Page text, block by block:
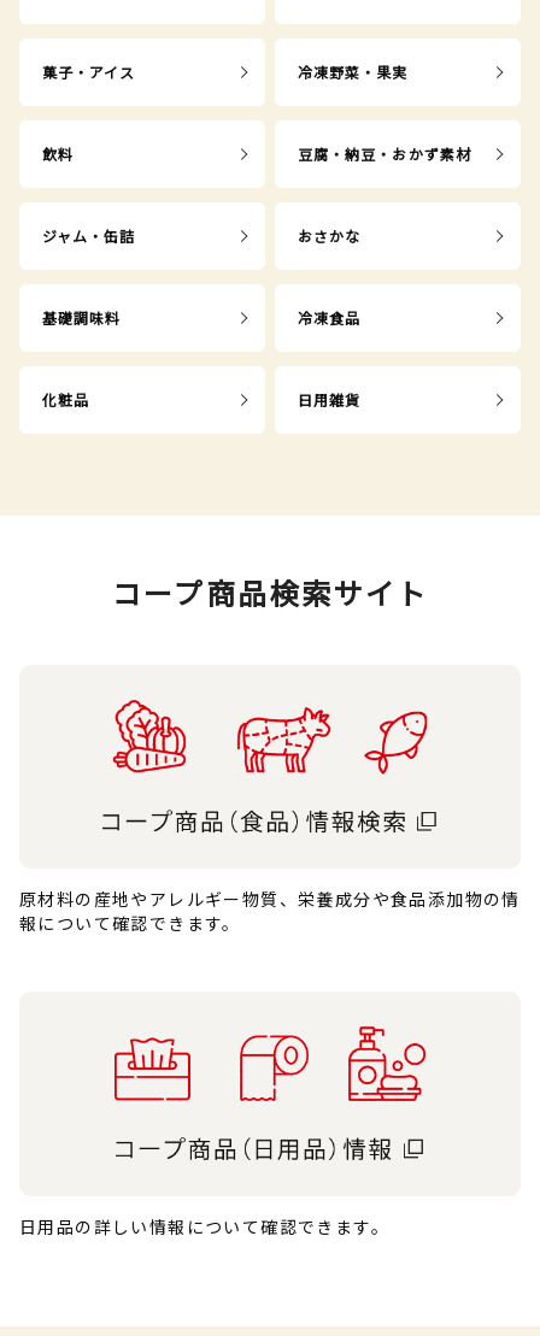
菓子・アイス 冷凍野菜・果実
飲料 豆腐・納豆・おかず素材
ジャム・缶詰 おさかな
基礎調味料 冷凍食品
化粧品 日用雑貨
コープ商品検索サイト
原材料の産地やアレルギー物質、栄養成分や食品添加物の情
報について確認できます。
日用品の詳しい情報について確認できます。